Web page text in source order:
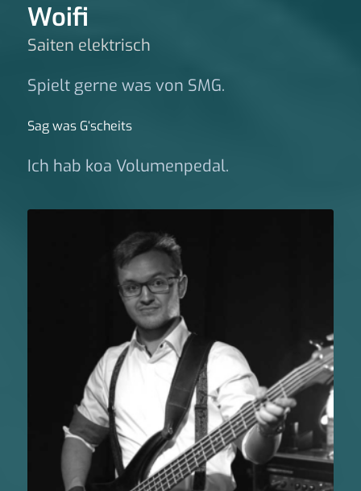
Woifi
Saiten elektrisch
Spielt gerne was von SMG.
Sag was G‘scheits
Ich hab koa Volumenpedal.